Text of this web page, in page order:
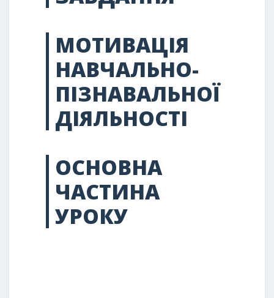
МОТИВАЦІЯ
НАВЧАЛЬНО-
ПІЗНАВАЛЬНОЇ
ДІЯЛЬНОСТІ
ОСНОВНА
ЧАСТИНА
УРОКУ